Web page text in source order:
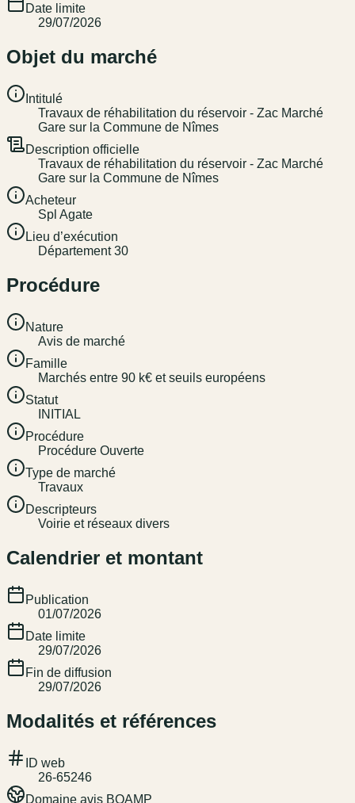
Date limite
29/07/2026
Objet du marché
Intitulé
Travaux de réhabilitation du réservoir - Zac Marché
Gare sur la Commune de Nîmes
Description officielle
Travaux de réhabilitation du réservoir - Zac Marché
Gare sur la Commune de Nîmes
Acheteur
Spl Agate
Lieu d’exécution
Département 30
Procédure
Nature
Avis de marché
Famille
Marchés entre 90 k€ et seuils européens
Statut
INITIAL
Procédure
Procédure Ouverte
Type de marché
Travaux
Descripteurs
Voirie et réseaux divers
Calendrier et montant
Publication
01/07/2026
Date limite
29/07/2026
Fin de diffusion
29/07/2026
Modalités et références
ID web
26-65246
Domaine avis BOAMP